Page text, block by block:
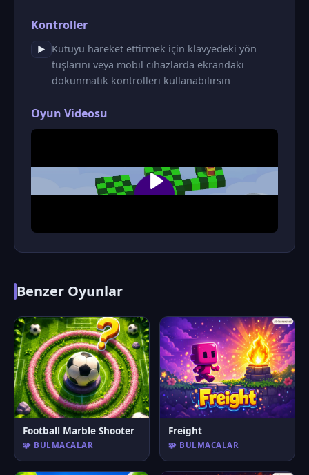
Kontroller
▶
Kutuyu hareket ettirmek için klavyedeki yön
tuşlarını veya mobil cihazlarda ekrandaki
dokunmatik kontrolleri kullanabilirsin
Oyun Videosu
Benzer Oyunlar
Football Marble Shooter
🧩 BULMACALAR
Freight
🧩 BULMACALAR